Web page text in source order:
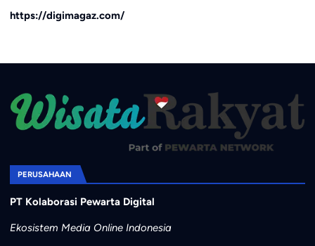
https://digimagaz.com/
PERUSAHAAN
PT Kolaborasi Pewarta Digital
Ekosistem Media Online Indonesia